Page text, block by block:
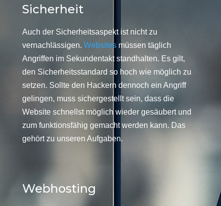
Sicherheit
Auch der Sicherheitsaspekt ist nicht zu
vernachlässigen. Websitesmüssen täglich
Angriffen im Sekundentakt standhalten. Es gilt,
den Sicherheitsstandard so hoch wie möglich zu
setzen. Sollte den Hackern dennoch ein Angriff
gelingen, muss sichergestellt sein, dass die
Website schnellst möglich wieder gesäubert und
zum funktionsfähig gemacht werden kann. Das
gehört zu unseren Aufgaben.
Webhosting